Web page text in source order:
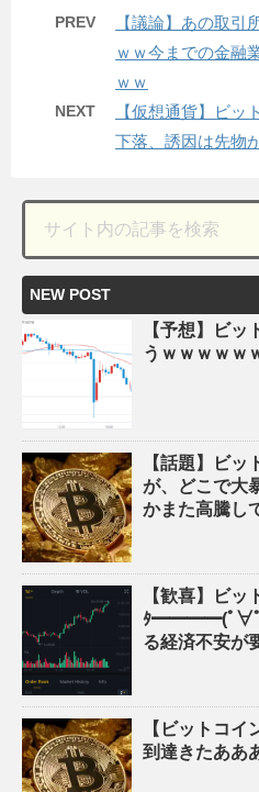
PREV
【議論】あの取引
ｗｗ今までの金融
ｗｗ
NEXT
【仮想通貨】ビッ
下落、誘因は先物
NEW POST
【予想】ビ
うｗｗｗｗｗ
【話題】ビ
が、どこで大
かまた高騰し
【歓喜】ビ
ﾀ━━━━(ﾟ∀ﾟ
る経済不安が
【ビットコ
到達きたああ